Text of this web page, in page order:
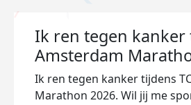
Ik ren tegen kanker
Amsterdam
Ik ren tegen kanker tijdens
Marathon 2026. Wil jij me